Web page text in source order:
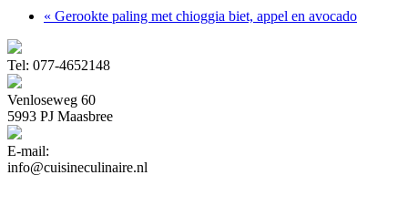
« Gerookte paling met chioggia biet, appel en avocado
Tel: 077-4652148
Venloseweg 60
5993 PJ Maasbree
E-mail:
info@cuisineculinaire.nl